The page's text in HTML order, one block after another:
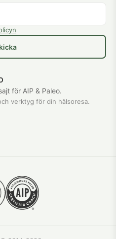
för AIP & Paleo.
verktyg för din hälsoresa.